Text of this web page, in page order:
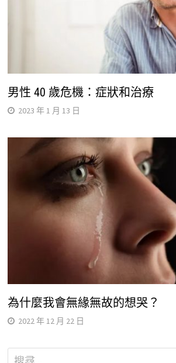
男性 40 歲危機：症狀和治療
2023 年 1 月 13 日
為什麼我會無緣無故的想哭？
2022 年 12 月 22 日
搜